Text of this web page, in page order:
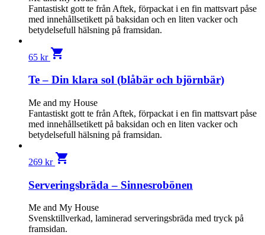
Fantastiskt gott te från Aftek, förpackat i en fin mattsvart påse
med innehållsetikett på baksidan och en liten vacker och
betydelsefull hälsning på framsidan.
65 kr shopping_cart
Te – Din klara sol (blåbär och björnbär)
Me and my House
Fantastiskt gott te från Aftek, förpackat i en fin mattsvart påse
med innehållsetikett på baksidan och en liten vacker och
betydelsefull hälsning på framsidan.
269 kr shopping_cart
Serveringsbräda – Sinnesrobönen
Me and My House
Svensktillverkad, laminerad serveringsbräda med tryck på
framsidan.